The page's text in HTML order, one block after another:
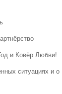
и Ковёр Любви!
ситуациях и о